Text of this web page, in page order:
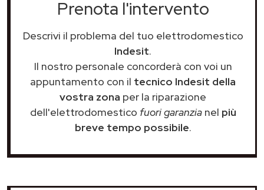
Prenota l'intervento
Descrivi il problema del tuo elettrodomestico
Indesit.
Il nostro personale concorderà con voi un
appuntamento con il tecnico Indesit della
vostra zona per la riparazione
dell'elettrodomestico fuori garanzianel più
breve tempo possibile.